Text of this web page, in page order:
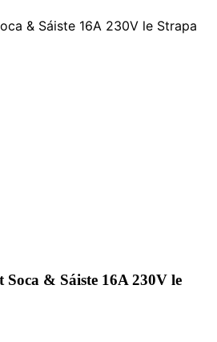
& Sáiste 16A 230V le Strapa
& Sáiste 16A 230V le